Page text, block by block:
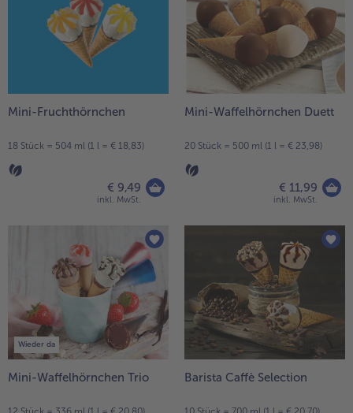
Mini-Fruchthörnchen
18 Stück = 504 ml (1 l = € 18,83)
€ 9,49
inkl. MwSt.
Mini-Waffelhörnchen Duett
20 Stück = 500 ml (1 l = € 23,98)
€ 11,99
inkl. MwSt.
Wieder da
Mini-Waffelhörnchen Trio Barista Caffè Selection